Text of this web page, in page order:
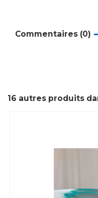
Commentaires (0)
16 autres produits